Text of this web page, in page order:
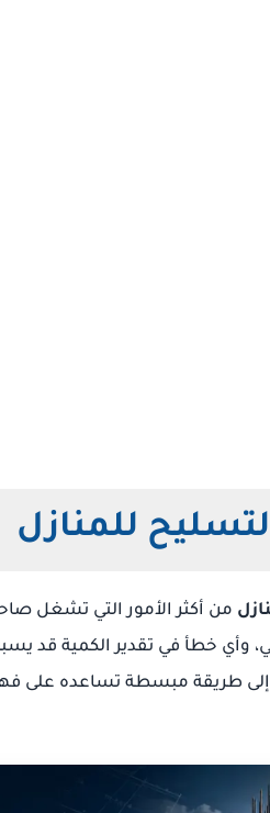
للمنازل
من أكثر الأمور التي تشغل
وأي خطأ في تقدير الكمية قد
إلى طريقة مبسطة تساعده على